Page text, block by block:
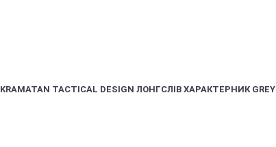
KRAMATAN TACTICAL DESIGN ЛОНГСЛІВ ХАРАКТЕРНИК GREY